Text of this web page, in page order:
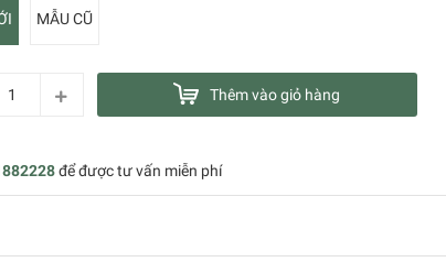
MẪU CŨ
Thêm vào giỏ hàng
để được tư vấn miễn phí